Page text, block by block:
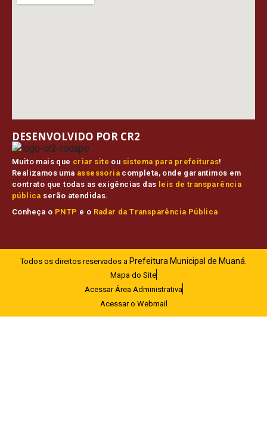
Muito mais que criar site ou sistema para prefeituras!
Realizamos uma assessoria completa, onde garantimos em
contrato que todas as exigências das leis de transparência
pública serão atendidas.
Conheça o PNTP e o Radar da Transparência Pública
DESENVOLVIDO POR CR2
Todos os direitos reservados a Prefeitura Municipal de Muaná.
Mapa do Site
Acessar Área Administrativa
Acessar o Webmail